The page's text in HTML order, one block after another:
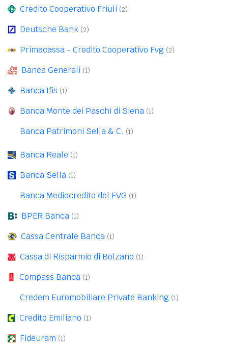
Credito Cooperativo Friuli (2)
Deutsche Bank (2)
Primacassa - Credito Cooperativo Fvg (2)
Banca Generali (1)
Banca Ifis (1)
Banca Monte dei Paschi di Siena (1)
Banca Patrimoni Sella & C. (1)
Banca Reale (1)
Banca Sella (1)
Banca Mediocredito del FVG (1)
BPER Banca (1)
Cassa Centrale Banca (1)
Cassa di Risparmio di Bolzano (1)
Compass Banca (1)
Credem Euromobiliare Private Banking (1)
Credito Emiliano (1)
Fideuram (1)